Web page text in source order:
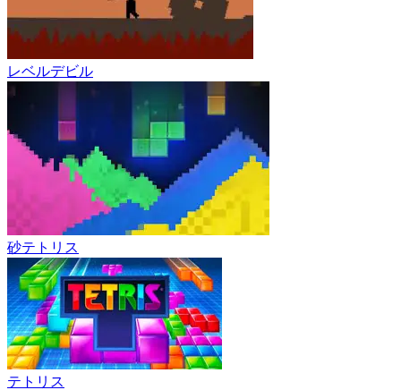
レベルデビル
砂テトリス
テトリス